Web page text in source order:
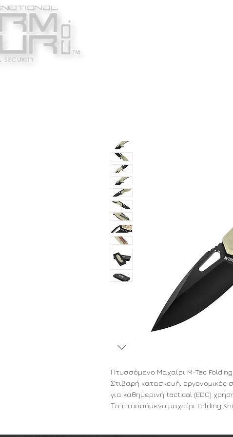
Πτυσσόμενο Μαχαίρι M-Tac Folding
Στιβαρή κατασκευή, εργονομικός
για καθημερινή tactical (EDC)
Το πτυσσόμενο μαχαίρι Folding